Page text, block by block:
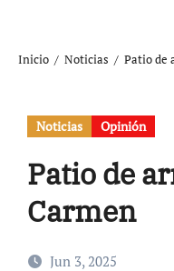
Inicio Noticias Patio de
Noticias Opinión
Patio de
Carmen
Jun 3, 2025